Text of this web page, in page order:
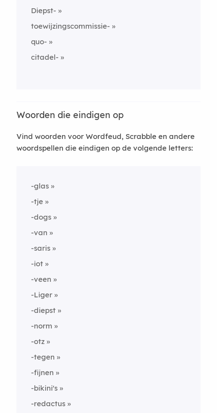
Diepst-
toewijzingscommissie-
quo-
citadel-
Woorden die eindigen op
Vind woorden voor Wordfeud, Scrabble en andere
woordspellen die eindigen op de volgende letters:
-glas
-tje
-dogs
-van
-saris
-iot
-veen
-Liger
-diepst
-norm
-otz
-tegen
-fijnen
-bikini's
-redactus